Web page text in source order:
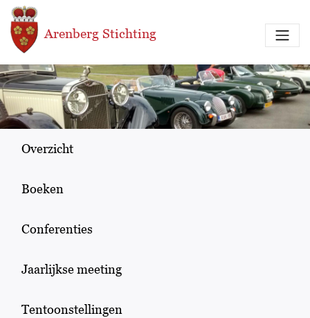
Overslaan en naar de inhoud gaan
Arenberg Stichting
Overzicht
Boeken
Conferenties
Jaarlijkse meeting
Tentoonstellingen